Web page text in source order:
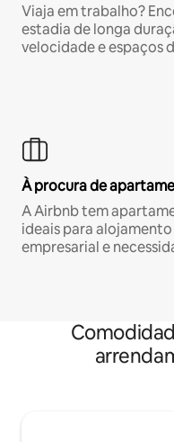
Viaja em trabalho?
estadia de longa
velocidade e espaços
À procura de
A Airbnb tem
ideais para
empresarial e